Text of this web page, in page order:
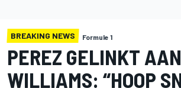
BREAKING NEWS Formule 1
PEREZ GELINKT AAN
WILLIAMS: “HOOP